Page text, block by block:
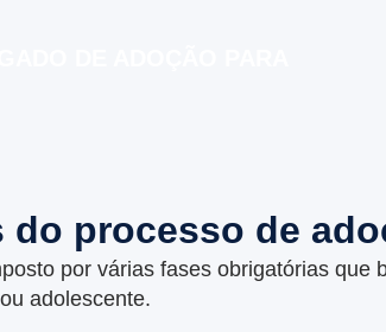
do processo de
por várias fases obrigatórias que
adolescente.